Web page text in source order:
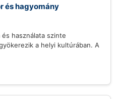
és hagyomány
használata szinte
a helyi kultúrában. A